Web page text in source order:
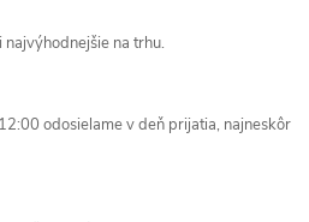
na trhu.
odosielame v deň prijatia, najneskôr